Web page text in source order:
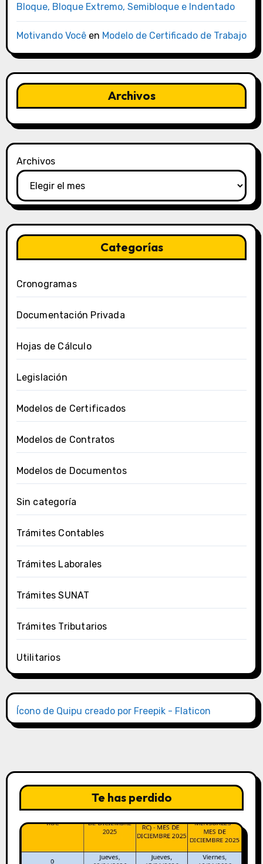
Bloque, Bloque Extremo, Semibloque e Indentado
Motivando Vocêen Modelo de Certificado de Trabajo
Archivos
Archivos
Categorías
Cronogramas
Documentación Privada
Hojas de Cálculo
Legislación
Modelos de Certificados
Modelos de Contratos
Modelos de Documentos
Sin categoría
Trámites Contables
Trámites Laborales
Trámites SUNAT
Trámites Tributarios
Utilitarios
Ícono de Quipu creado por Freepik - Flaticon
Te has perdido